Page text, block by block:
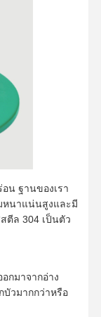
น ฐานของเรา
หนาแน่นสูงและมี
ตีล 304 เป็นตัว
กมาจากอ่าง
บัวมากกว่าหรือ